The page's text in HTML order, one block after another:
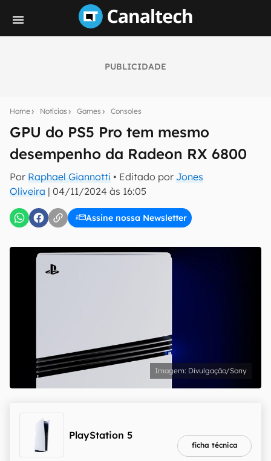
PUBLICIDADE
Home Notícias Games Consoles
GPU do PS5 Pro tem mesmo
desempenho da Radeon RX 6800
Por Raphael Giannotti • Editado por Jones
Oliveira | 04/11/2024 às 16:05
Assine nossa Newsletter
notícias e reviews sobre tecnologia em primeira
mão.
E-mail
Uso e Política de Privacidade do Canaltech.
Divulgação/Sony
PlayStation 5
ficha técnica